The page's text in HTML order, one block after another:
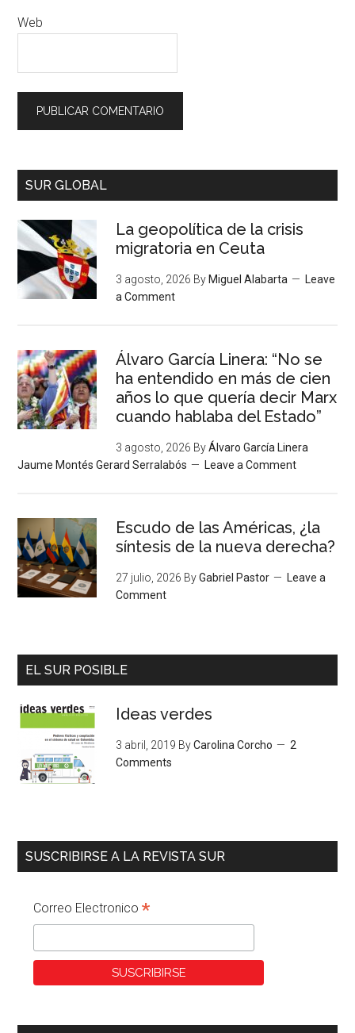
Web
SUR GLOBAL
La geopolítica de la crisis
migratoria en Ceuta
3 agosto, 2026 By Miguel Alabarta
Leave
a Comment
Álvaro García Linera: “No se
ha entendido en más de cien
años lo que quería decir Marx
cuando hablaba del Estado”
3 agosto, 2026 ByÁlvaro García Linera
Jaume Montés Gerard Serralabós
Leave a Comment
Escudo de las Américas, ¿la
síntesis de la nueva derecha?
27 julio, 2026 ByGabriel Pastor
Leave a
Comment
EL SUR POSIBLE
Ideas verdes
3 abril, 2019 ByCarolina Corcho
2
Comments
SUSCRIBIRSE A LA REVISTA SUR
Correo Electronico*